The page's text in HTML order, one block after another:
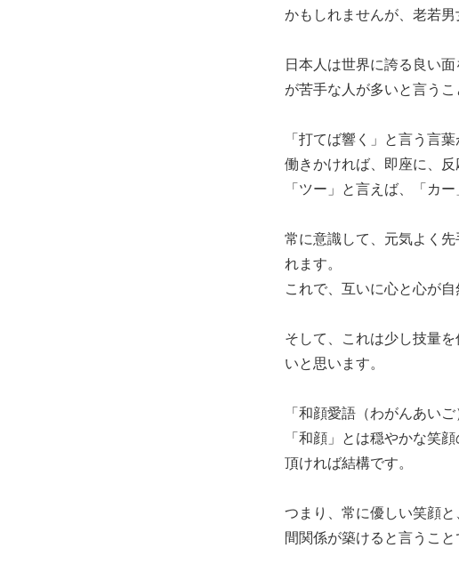
かもしれませんが、老若
日本人は世界に誇る良い
が苦手な人が多いと言う
「打てば響く」と言う言葉
働きかければ、即座に、反
「ツー」と言えば、「カ
常に意識して、元気よく
れます。
これで、互いに心と心が自
そして、これは少し技量
いと思います。
「和顔愛語（わがんあい
「和顔」とは穏やかな笑
頂ければ結構です。
つまり、常に優しい笑顔
間関係が築けると言うこと